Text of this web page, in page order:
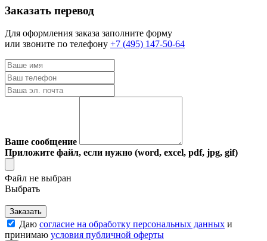
Заказать перевод
Для оформления заказа заполните форму
или звоните по телефону +7 (495) 147-50-64
Ваше сообщение
Приложите файл, если нужно (word, excel, pdf, jpg, gif)
Файл не выбран
Выбрать
Заказать
Даю согласие на обработку персональных данных и
принимаю условия публичной оферты